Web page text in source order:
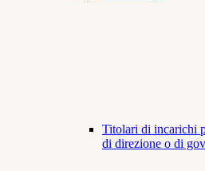
Titolari di incarichi
di direzione o di